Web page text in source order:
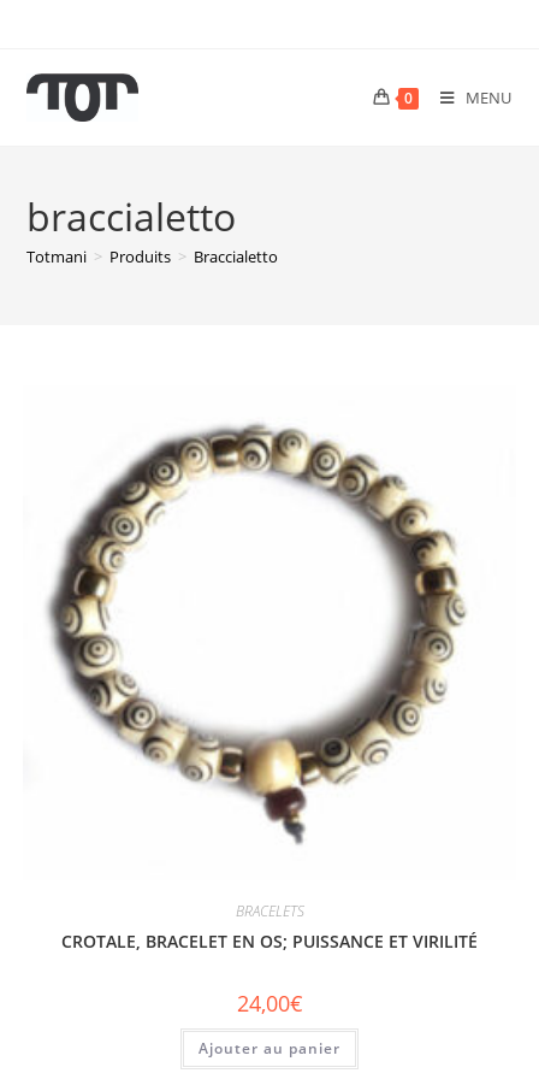
0 MENU
braccialetto
Totmani > Produits > Braccialetto
BRACELETS
CROTALE, BRACELET EN OS; PUISSANCE ET VIRILITÉ
24,00€
Ajouter au panier